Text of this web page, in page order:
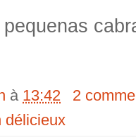
à 13:42
2
délicieux